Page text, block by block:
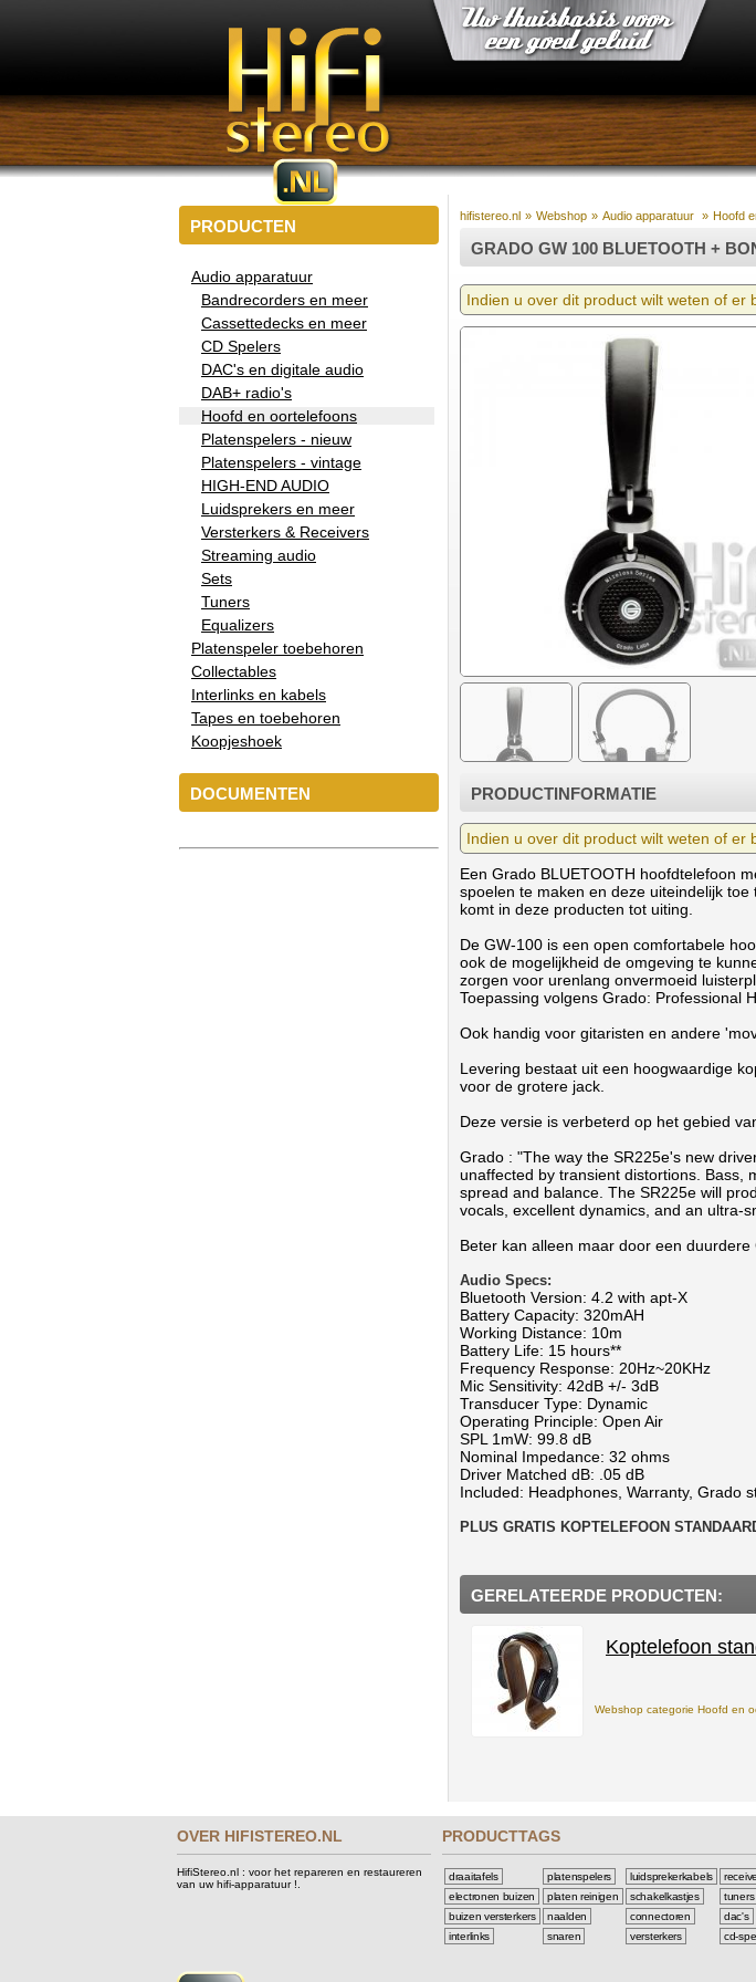
PRODUCTEN
Audio apparatuur
Bandrecorders en meer
Cassettedecks en meer
CD Spelers
DAC's en digitale audio
DAB+ radio's
Hoofd en oortelefoons
Platenspelers - nieuw
Platenspelers - vintage
HIGH-END AUDIO
Luidsprekers en meer
Versterkers & Receivers
Streaming audio
Sets
Tuners
Equalizers
Platenspeler toebehoren
Collectables
Interlinks en kabels
Tapes en toebehoren
Koopjeshoek
DOCUMENTEN
hifistereo.nl » Webshop » Audio apparatuur » Hoofd
GRADO GW 100 BLUETOOTH +
Indien u over dit product wilt weten of er
PRODUCTINFORMATIE
Indien u over dit product wilt weten of er
Een Grado BLUETOOTH hoofdtelefoon
spoelen te maken en deze uiteindelijk
komt in deze producten tot uiting.
De GW-100 is een open comfortabele
ook de mogelijkheid de omgeving te
zorgen voor urenlang onvermoeid
Toepassing volgens Grado: Professional
Ook handig voor gitaristen en andere
Levering bestaat uit een hoogwaardige
voor de grotere jack.
Deze versie is verbeterd op het gebied
Grado : "The way the SR225e's new
unaffected by transient distortions. Bass,
spread and balance. The SR225e will
vocals, excellent dynamics, and an ultra-
Beter kan alleen maar door een duurdere
Audio Specs:
Bluetooth Version: 4.2 with apt-X
Battery Capacity: 320mAH
Working Distance: 10m
Battery Life: 15 hours**
Frequency Response: 20Hz~20KHz
Mic Sensitivity: 42dB +/- 3dB
Transducer Type: Dynamic
Operating Principle: Open Air
SPL 1mW: 99.8 dB
Nominal Impedance: 32 ohms
Driver Matched dB: .05 dB
Included: Headphones, Warranty, Grado
PLUS GRATIS KOPTELEFOON
GERELATEERDE PRODUCTEN:
Koptelefoon
Webshop categorie Hoofd en
OVER HIFISTEREO.NL
HifiStereo.nl : voor het repareren en restaureren
van uw hifi-apparatuur !.
PRODUCTTAGS
draaitafels
electronen buizen
buizen versterkers
interlinks
platenspelers
platen reinigen
naalden
snaren
luidsprekerkabels
schakelkastjes
connectoren
versterkers
tuners
dac's
cd-